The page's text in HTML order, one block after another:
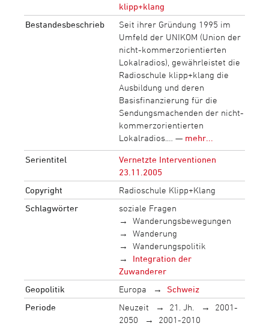
klipp+klang
Bestandesbeschrieb
Seit ihrer Gründung 1995 im
Umfeld der UNIKOM (Union der
nicht-kommerzorientierten
Lokalradios), gewährleistet die
Radioschule klipp+klang die
Ausbildung und deren
Basisfinanzierung für die
Sendungsmachenden der nicht-
kommerzorientierten
Lokalradios.… — mehr...
Serientitel
Vernetzte Interventionen
23.11.2005
Copyright
Radioschule Klipp+Klang
Schlagwörter
soziale Fragen
Wanderungsbewegungen
Wanderung
Wanderungspolitik
Integration der
Zuwanderer
Geopolitik
Europa
Schweiz
Periode
Neuzeit 21. Jh.
2001-
2050
2001-2010